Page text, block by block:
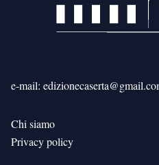
e-mail:
Chi siamo
Privacy policy